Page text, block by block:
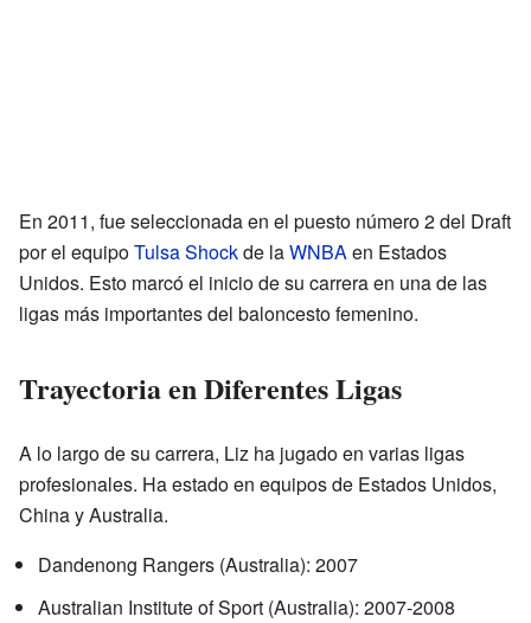
En 2011, fue seleccionada en el puesto número 2 del Draft
por el equipoTulsa Shockde laWNBAen Estados
Unidos. Esto marcó el inicio de su carrera en una de las
ligas más importantes del baloncesto femenino.
Trayectoria en Diferentes Ligas
A lo largo de su carrera, Liz ha jugado en varias ligas
profesionales. Ha estado en equipos de Estados Unidos,
China y Australia.
Dandenong Rangers (Australia): 2007
Australian Institute of Sport (Australia): 2007-2008